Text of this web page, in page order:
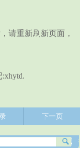
请重新刷新页面，
下一页